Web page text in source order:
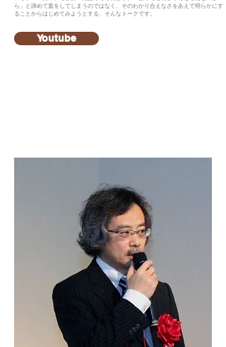
ら」と諦めて蓋をしてしまうのではなく、そのわかり合えなさをあえて明らかにす
ることからはじめてみようとする、そんなトークです。
Youtube